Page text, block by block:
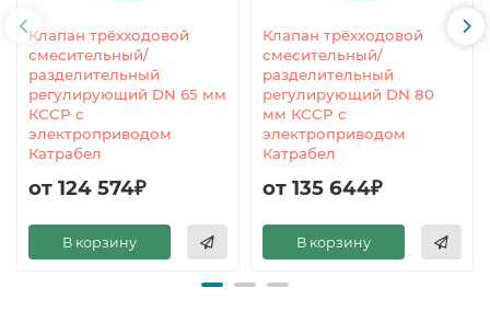
Клапан трёхходовой
смесительный/
разделительный
регулирующий DN 65 мм
КССР с
электроприводом
Катрабел
от 124 574₽
В корзину
Клапан трёхходовой
смесительный/
разделительный
регулирующий DN 80
мм КССР с
электроприводом
Катрабел
от 135 644₽
В корзину